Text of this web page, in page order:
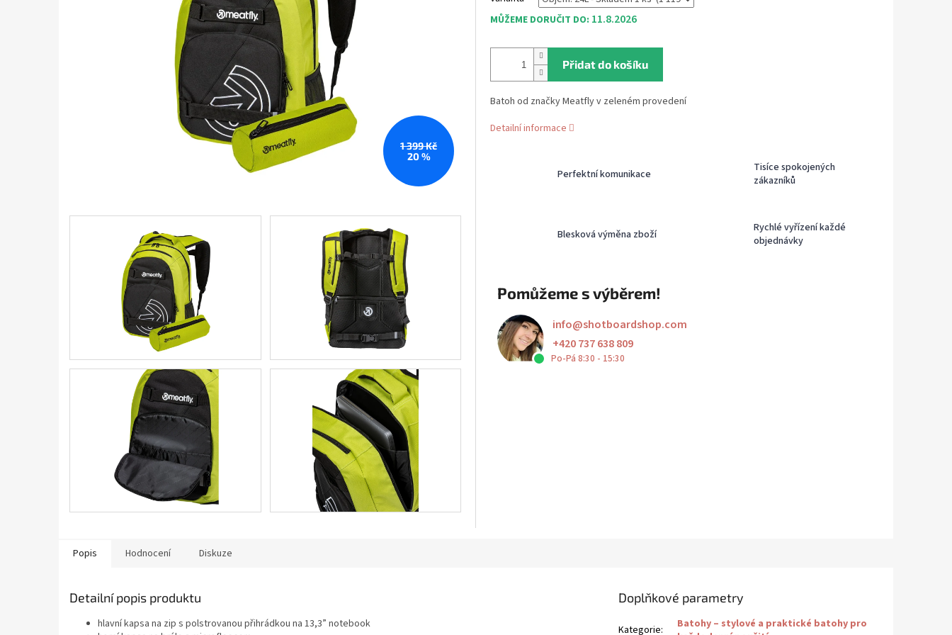
1 399 Kč
20 %
MŮŽEME DORUČIT DO: 11.8.2026
Přidat do košíku
Batoh od značky Meatfly v zeleném provedení
Detailní informace
Perfektní komunikace
Tisíce spokojených
zákazníků
Blesková výměna zboží
Rychlé vyřízení každé
objednávky
Pomůžeme s výběrem!
info@shotboardshop.com
+420 737 638 809
Po-Pá 8:30 - 15:30
Popis Hodnocení Diskuze
Detailní popis produktu
hlavní kapsa na zip s polstrovanou přihrádkou na 13,3” notebook
Doplňkové parametry
Kategorie:
Batohy – stylové a praktické batohy pro